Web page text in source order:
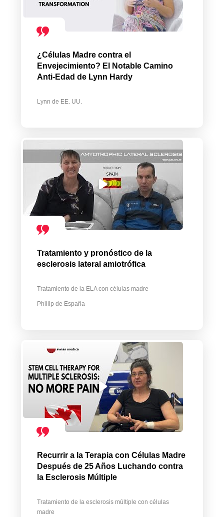
¿Células Madre contra el
Envejecimiento? El Notable Camino
Anti-Edad de Lynn Hardy
Lynn de EE. UU.
Tratamiento y pronóstico de la
esclerosis lateral amiotrófica
Tratamiento de la ELA con células madre
Phillip de España
Recurrir a la Terapia con Células Madre
Después de 25 Años Luchando contra
la Esclerosis Múltiple
Tratamiento de la esclerosis múltiple con células
madre